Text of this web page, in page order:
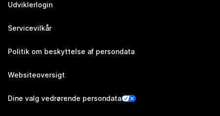
Udviklerlogin
Servicevilkår
Politik om beskyttelse af persondata
Websiteoversigt
Dine valg vedrørende persondata